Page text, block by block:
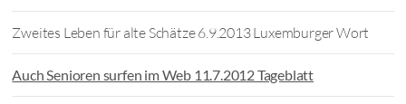
Zweites Leben für alte Schätze 6.9.2013 Luxemburger Wort
Auch Senioren surfen im Web 11.7.2012 Tageblatt